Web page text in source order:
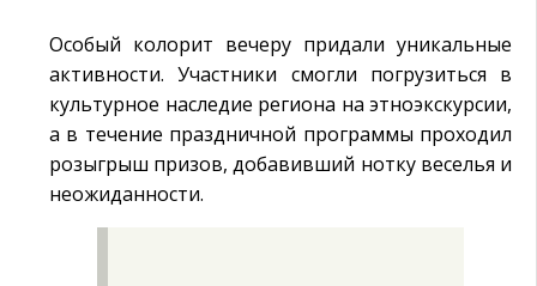
Особый колорит вечеру придали уникальные
активности. Участники смогли погрузиться в
культурное наследие региона на этноэкскурсии,
а в течение праздничной программы проходил
розыгрыш призов, добавивший нотку веселья и
неожиданности.